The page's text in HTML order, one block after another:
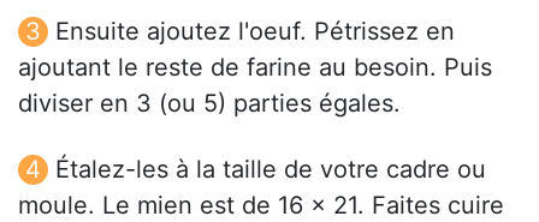
Ensuite ajoutez l'oeuf. Pétrissez en
ajoutant le reste de farine au besoin. Puis
diviser en 3 (ou 5) parties égales.
Étalez-les à la taille de votre cadre ou
moule. Le mien est de 16 x 21. Faites cuire